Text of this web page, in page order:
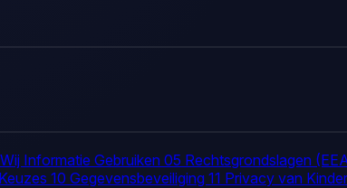
Informatie Gebruiken 05 Rechtsgrondslagen
10 Gegevensbeveiliging 11 Privacy van